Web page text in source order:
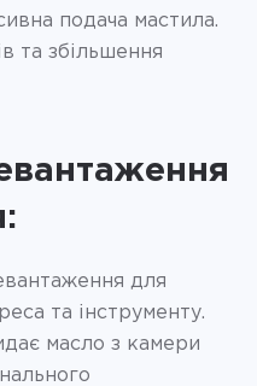
подача мастила.
та збільшення
для
та інструменту.
масло з камери